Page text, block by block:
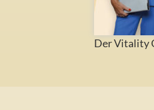
Der Vitality